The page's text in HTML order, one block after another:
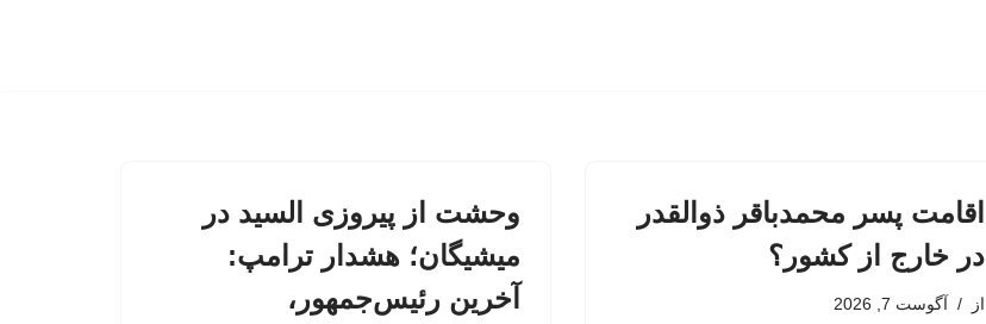
اقامت پسر محمدباقر ذوالقدر
در خارج از کشور؟
از آگوست 7, 2026
وحشت از پیروزی السید در
میشیگان؛ هشدار ترامپ:
آخرین رئیس‌جمهور،